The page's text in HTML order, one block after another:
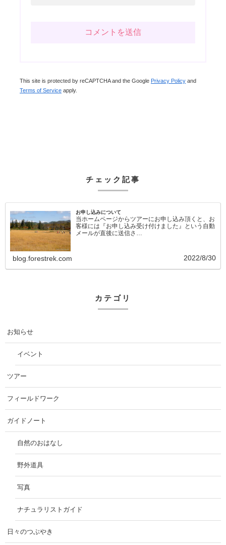
This site is protected by reCAPTCHA and the Google Privacy Policy and
Terms of Service apply.
チェック記事
お申し込みについて
当ホームページからツアーにお申し込み頂くと、お
客様には『お申し込み受け付けました』という自動
メールが直後に送信さ…
blog.forestrek.com 2022/8/30
カテゴリ
お知らせ
イベント
ツアー
フィールドワーク
ガイドノート
自然のおはなし
野外道具
写真
ナチュラリストガイド
日々のつぶやき